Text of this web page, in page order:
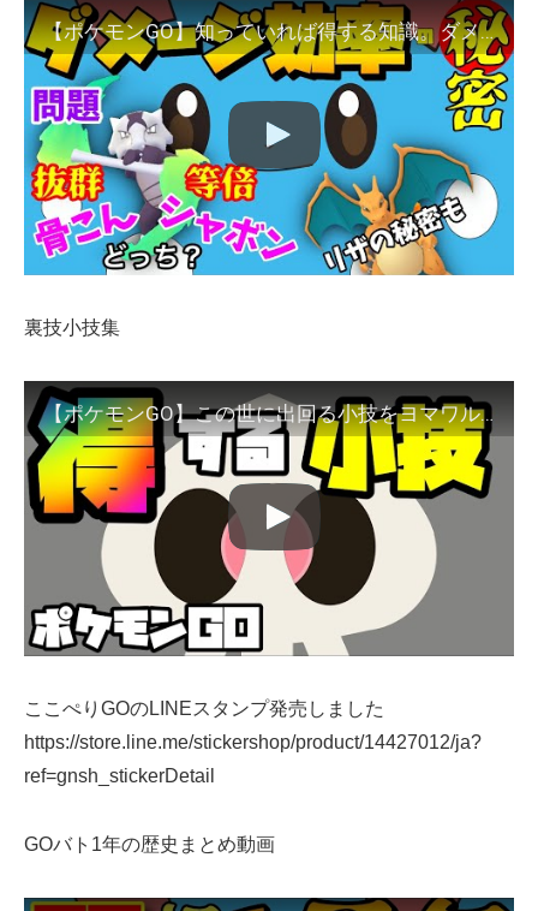
【ポケモンGO】知っていれば得する知識。ダメージ効率をマスターしよう！
裏技小技集
【ポケモンGO】この世に出回る小技をヨマワルが紹介（動画にヨマワルは登場しません）【小技・裏技集】
ここぺりGOのLINEスタンプ発売しました
https://store.line.me/stickershop/product/14427012/ja?
ref=gnsh_stickerDetail
GOバト1年の歴史まとめ動画